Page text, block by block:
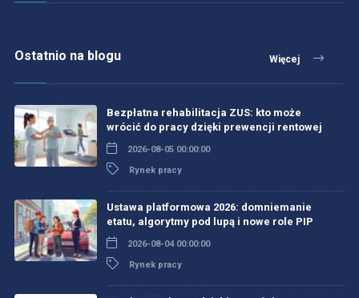
Ostatnio na blogu Więcej
Bezpłatna rehabilitacja ZUS: kto może
wrócić do pracy dzięki prewencji rentowej
2026-08-05 00:00:00
Rynek pracy
Ustawa platformowa 2026: domniemanie
etatu, algorytmy pod lupą i nowe role PIP
2026-08-04 00:00:00
Rynek pracy